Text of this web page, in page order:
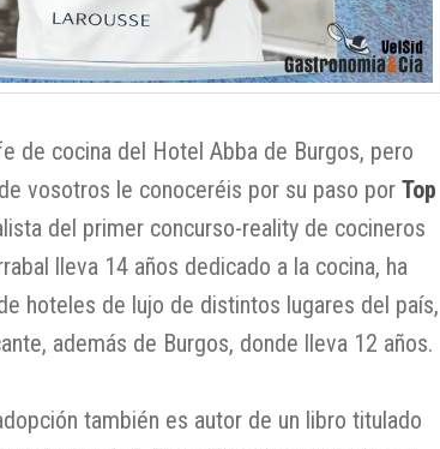
de cocina del Hotel Abba de Burgos, pero
vosotros le conoceréis por su paso porTop
del primer concurso-reality de cocineros
lleva 14 años dedicado a la cocina, ha
hoteles de lujo de distintos lugares del país,
además de Burgos, donde lleva 12 años.
también es autor de un libro titulado